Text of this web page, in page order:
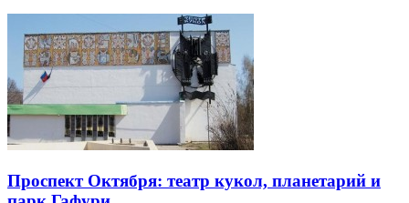
Проспект Октября: театр кукол, планетарий и